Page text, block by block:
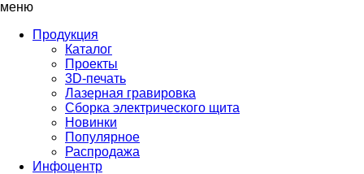
меню
Продукция
Каталог
Проекты
3D-печать
Лазерная гравировка
Сборка электрического щита
Новинки
Популярное
Распродажа
Инфоцентр